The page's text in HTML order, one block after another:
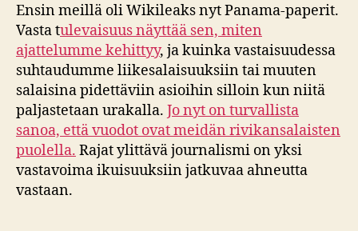
Ensin meillä oli Wikileaks nyt Panama-paperit.
Vasta tulevaisuus näyttää sen, miten
ajattelumme kehittyy, ja kuinka vastaisuudessa
suhtaudumme liikesalaisuuksiin tai muuten
salaisina pidettäviin asioihin silloin kun niitä
paljastetaan urakalla. Jo nyt on turvallista
sanoa, että vuodot ovat meidän rivikansalaisten
puolella. Rajat ylittävä journalismi on yksi
vastavoima ikuisuuksiin jatkuvaa ahneutta
vastaan.